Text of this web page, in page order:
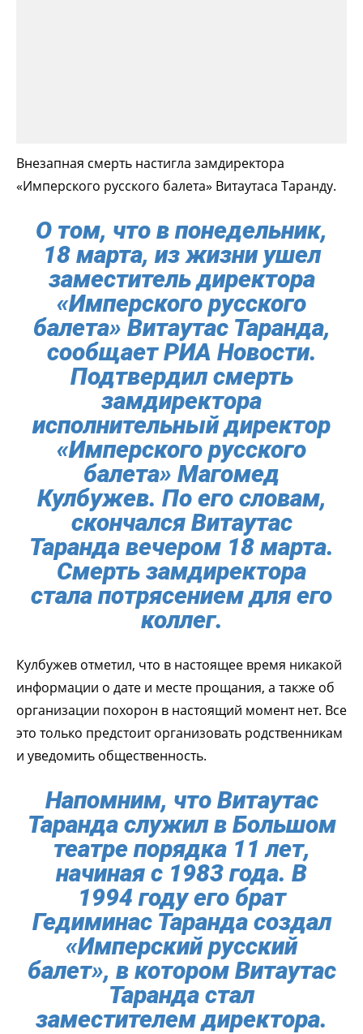
Внезапная смерть настигла замдиректора
«Имперского русского балета» Витаутаса Таранду.
О том, что в понедельник,
18 марта, из жизни ушел
заместитель директора
«Имперского русского
балета» Витаутас Таранда,
сообщает РИА Новости.
Подтвердил смерть
замдиректора
исполнительный директор
«Имперского русского
балета» Магомед
Кулбужев. По его словам,
скончался Витаутас
Таранда вечером 18 марта.
Смерть замдиректора
стала потрясением для его
коллег.
Кулбужев отметил, что в настоящее время никакой
информации о дате и месте прощания, а также об
организации похорон в настоящий момент нет. Все
это только предстоит организовать родственникам
и уведомить общественность.
Напомним, что Витаутас
Таранда служил в Большом
театре порядка 11 лет,
начиная с 1983 года. В
1994 году его брат
Гедиминас Таранда создал
«Имперский русский
балет», в котором Витаутас
Таранда стал
заместителем директора.